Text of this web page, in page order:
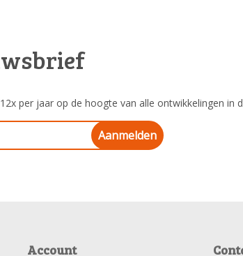
per jaar op de hoogte van alle ontwikkelingen in
Aanmelden
Account